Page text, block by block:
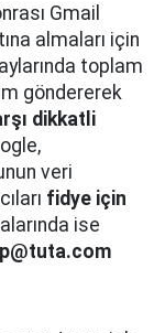
Gmail
almaları için
toplam
göndererek
dikkatli
veri
fidye için
ise